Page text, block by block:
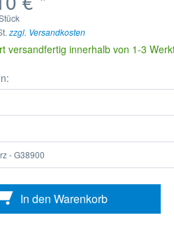
zzgl. Versandkosten
versandfertig innerhalb von 1-3
In den Warenkorb